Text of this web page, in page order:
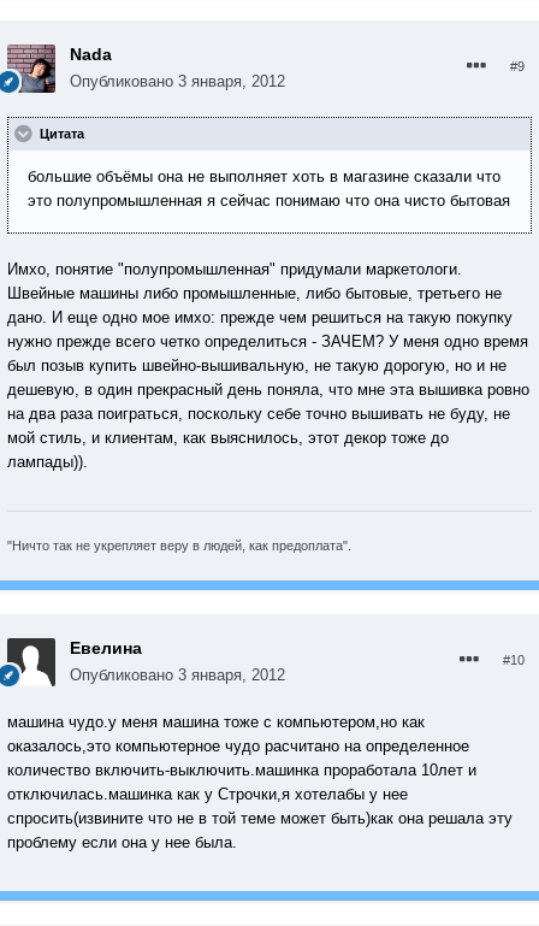
Nada
Опубликовано 3 января, 2012
#9
Цитата
большие объёмы она не выполняет хоть в магазине сказали что
это полупромышленная я сейчас понимаю что она чисто бытовая
Имхо, понятие "полупромышленная" придумали маркетологи.
Швейные машины либо промышленные, либо бытовые, третьего не
дано. И еще одно мое имхо: прежде чем решиться на такую покупку
нужно прежде всего четко определиться - ЗАЧЕМ? У меня одно время
был позыв купить швейно-вышивальную, не такую дорогую, но и не
дешевую, в один прекрасный день поняла, что мне эта вышивка ровно
на два раза поиграться, поскольку себе точно вышивать не буду, не
мой стиль, и клиентам, как выяснилось, этот декор тоже до
лампады)).
"Ничто так не укрепляет веру в людей, как предоплата".
Евелина
Опубликовано 3 января, 2012
#10
машина чудо.у меня машина тоже с компьютером,но как
оказалось,это компьютерное чудо расчитано на определенное
количество включить-выключить.машинка проработала 10лет и
отключилась.машинка как у Строчки,я хотелабы у нее
спросить(извините что не в той теме может быть)как она решала эту
проблему если она у нее была.